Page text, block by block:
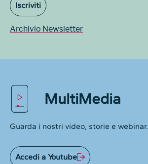
Iscriviti
Archivio Newsletter
MultiMedia
Guarda i nostri video, storie e webinar.
Accedi a Youtube